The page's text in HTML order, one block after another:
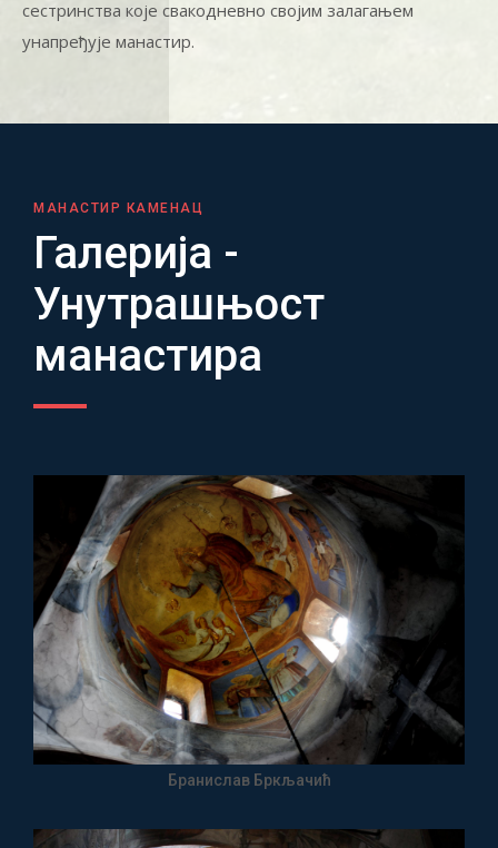
сестринства које свакодневно својим залагањем
унапређује манастир.
МАНАСТИР КАМЕНАЦ
Галерија -
Унутрашњост
манастира
Бранислав Бркљачић